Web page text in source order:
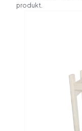
produkt.